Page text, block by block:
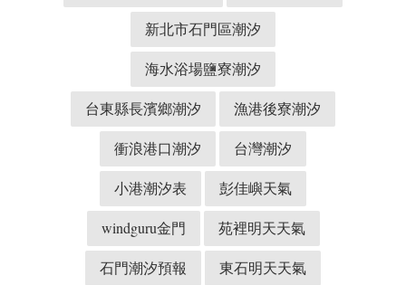
新北市石門區潮汐
海水浴場鹽寮潮汐
台東縣長濱鄉潮汐 漁港後寮潮汐
衝浪港口潮汐 台灣潮汐
小港潮汐表 彭佳嶼天氣
windguru金門 苑裡明天天氣
石門潮汐預報 東石明天天氣